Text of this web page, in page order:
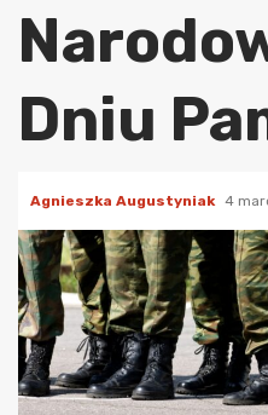
Dniu
Agnieszka Augustyniak 4